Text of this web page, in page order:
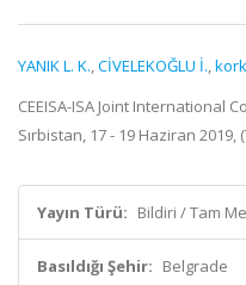
YANIK L. K.,CİVELEKOĞLU İ.,
CEEISA-ISA Joint International
Sırbistan, 17 - 19 Haziran 2019,
Yayın Türü: Bildiri / Tam
Basıldığı Şehir: Belgrade